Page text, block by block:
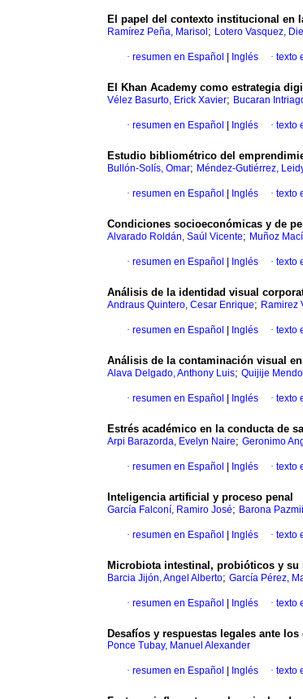
El papel del contexto institucional en
Ramírez Peña, Marisol ; Lotero Vasquez,
· resumen en Español Inglés · texto
El Khan Academy como estrategia
Vélez Basurto, Erick Xavier; Bucaran
· resumen en Español Inglés · texto
Estudio bibliométrico del
Bullón-Solís, Omar; Méndez-Gutiérrez,
· resumen en Español Inglés · texto
Condiciones socioeconómicas y de
Alvarado Roldán, Saúl Vicente; Muñoz
· resumen en Español Inglés · texto
Análisis de la identidad visual
Andraus Quintero, Cesar Enrique; Ramirez
· resumen en Español Inglés · texto
Análisis de la contaminación visual
Alava Delgado, Anthony Luis; Quijije
· resumen en Español Inglés · texto
Estrés académico en la conducta de
Arpi Barazorda, Evelyn Naire; Geronimo
· resumen en Español Inglés · texto
Inteligencia artificial y proceso penal
García Falconí, Ramiro José; Barona
· resumen en Español Inglés · texto
Microbiota intestinal, probióticos y
Barcia Jijón, Angel Alberto; García Pérez,
· resumen en Español Inglés · texto
Desafíos y respuestas legales ante
Ponce Tubay, Manuel Alexander
· resumen en Español Inglés · texto